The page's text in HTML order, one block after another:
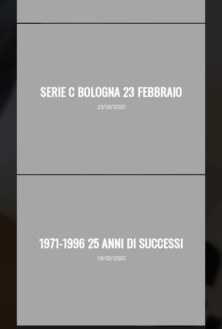
SERIE C BOLOGNA 23 FEBBRAIO
23/03/2020
1971-1996 25 ANNI DI SUCCESSI
18/02/2020